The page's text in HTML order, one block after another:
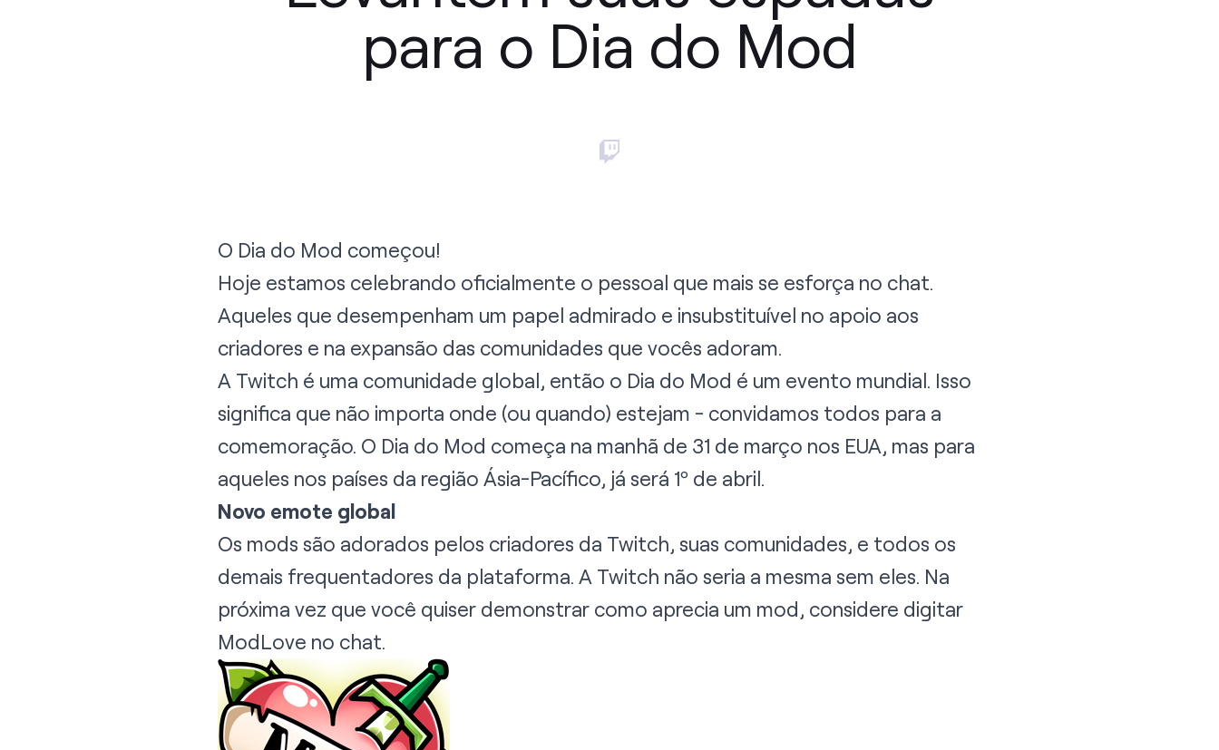
para o Dia do Mod
O Dia do Mod começou!
Hoje estamos celebrando oficialmente o pessoal que mais se esforça no chat.
Aqueles que desempenham um papel admirado e insubstituível no apoio aos
criadores e na expansão das comunidades que vocês adoram.
A Twitch é uma comunidade global, então o Dia do Mod é um evento mundial. Isso
significa que não importa onde (ou quando) estejam - convidamos todos para a
comemoração. O Dia do Mod começa na manhã de 31 de março nos EUA, mas para
aqueles nos países da região Ásia-Pacífico, já será 1º de abril.
Novo emote global
Os mods são adorados pelos criadores da Twitch, suas comunidades, e todos os
demais frequentadores da plataforma. A Twitch não seria a mesma sem eles. Na
próxima vez que você quiser demonstrar como aprecia um mod, considere digitar
ModLove no chat.